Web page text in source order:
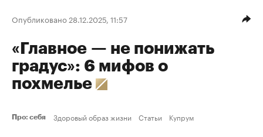
Опубликовано 28.12.2025, 11:57
«Главное — не понижать
градус»: 6 мифов о
похмелье
Про: себя Здоровый образ жизни Статьи Купрум